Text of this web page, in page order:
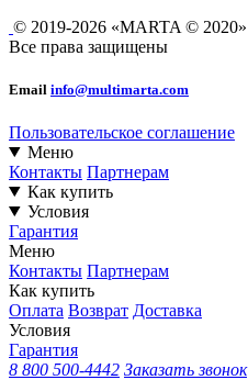
© 2019-2026 «MARTA © 2020»
Все права защищены
Email info@multimarta.com
Пользовательское соглашение
Меню
Контакты Партнерам
Как купить
Условия
Гарантия
Меню
Контакты Партнерам
Как купить
Оплата Возврат Доставка
Условия
Гарантия
8 800 500-4442 Заказать звонок